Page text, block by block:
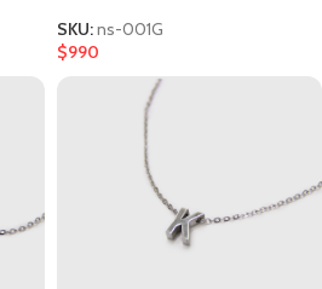
SKU:ns-001G
$990